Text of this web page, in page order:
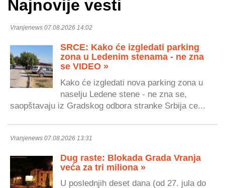
Najnovije vesti
Vranjenews 07.08.2026 14:02
SRCE: Kako će izgledati parking
zona u Ledenim stenama - ne zna
se VIDEO »
Kako će izgledati nova parking zona u
naselju Ledene stene - ne zna se,
saopštavaju iz Gradskog odbora stranke Srbija ce...
Vranjenews 07.08.2026 13:31
Dug raste: Blokada Grada Vranja
veća za tri miliona »
U poslednjih deset dana (od 27. jula do